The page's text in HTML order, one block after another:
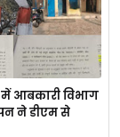
में आबकारी विभाग
ने डीएम से